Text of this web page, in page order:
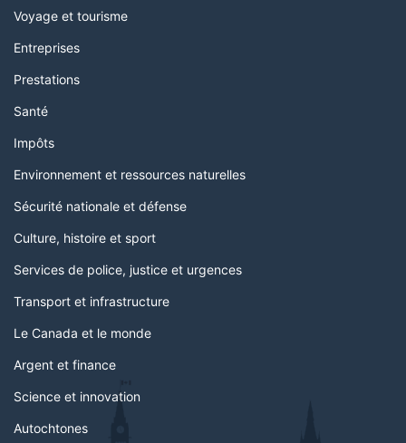
Voyage et tourisme
Entreprises
Prestations
Santé
Impôts
Environnement et ressources naturelles
Sécurité nationale et défense
Culture, histoire et sport
Services de police, justice et urgences
Transport et infrastructure
Le Canada et le monde
Argent et finance
Science et innovation
Autochtones